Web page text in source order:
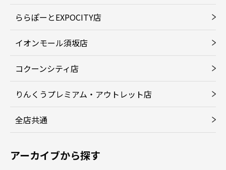
ららぽーとEXPOCITY店
イオンモール須坂店
コクーンシティ店
りんくうプレミアム・アウトレット店
全店共通
アーカイブから探す